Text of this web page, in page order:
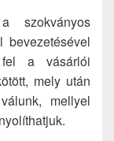
a vásárlói
mely után
mellyel